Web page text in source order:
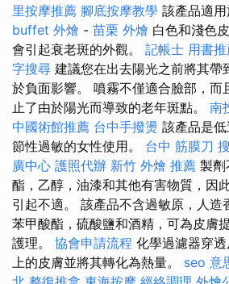
里按摩推薦 腳底按摩教學 該產品適
buffet 外燴 - 苗栗 外燴 白色和淺色
會引起衰老斑的外觀。 記帳士 用書
字搜尋 建議您在出去陽光之前將其帶
於負面影響。 噴霧不僅適合臉部，而
止了由於陽光而導致的老年斑點。 南
中國術館推薦 台中手撥燙 該產品是
節性過敏的女性使用。 台中 筋膜刀
廣中心 護照代辦 新竹 外燴 推薦 製劑
酯，乙醇，油漆和其他有害物質，因
引起不適。 該產品不含過敏原，人造
苯甲酸酯，硫酸鹽和酒精，可為皮膚
護理。 協會申請流程 化學過濾器穿
上的皮膚並將其轉化為熱量。 seo 意